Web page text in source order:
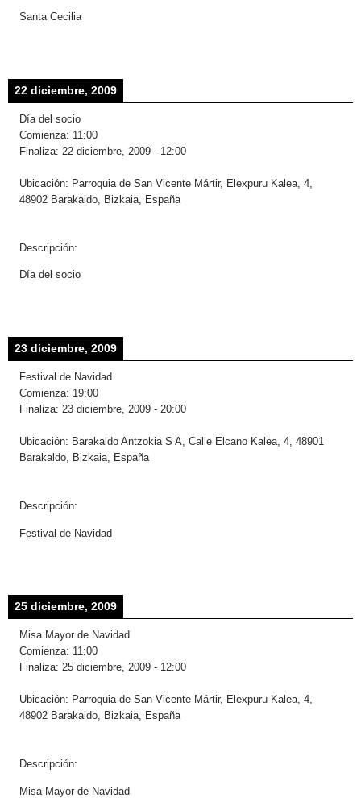
Santa Cecilia
22 diciembre, 2009
Día del socio
Comienza: 11:00
Finaliza: 22 diciembre, 2009 - 12:00
Ubicación: Parroquia de San Vicente Mártir, Elexpuru Kalea, 4,
48902 Barakaldo, Bizkaia, España
Descripción:
Día del socio
23 diciembre, 2009
Festival de Navidad
Comienza: 19:00
Finaliza: 23 diciembre, 2009 - 20:00
Ubicación: Barakaldo Antzokia S A, Calle Elcano Kalea, 4, 48901
Barakaldo, Bizkaia, España
Descripción:
Festival de Navidad
25 diciembre, 2009
Misa Mayor de Navidad
Comienza: 11:00
Finaliza: 25 diciembre, 2009 - 12:00
Ubicación: Parroquia de San Vicente Mártir, Elexpuru Kalea, 4,
48902 Barakaldo, Bizkaia, España
Descripción:
Misa Mayor de Navidad